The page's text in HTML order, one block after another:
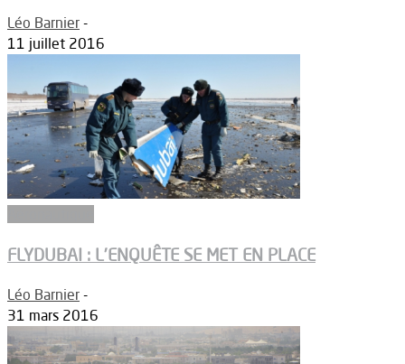
Léo Barnier -
11 juillet 2016
FLYDUBAI : L’ENQUÊTE SE MET EN PLACE
Léo Barnier -
31 mars 2016